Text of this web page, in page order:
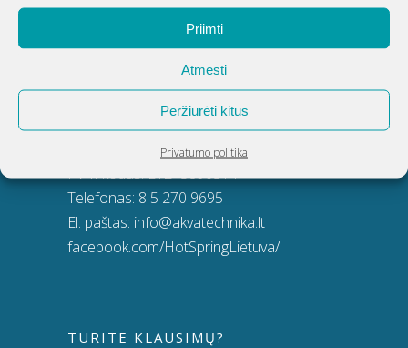
Priimti
Atmesti
Peržiūrėti kitus
Privatumo politika
UAB Akvatechnika
Įmonės kodas: 124389034
PVM kodas: LT243890314
Telefonas: 8 5 270 9695
El. paštas: info@akvatechnika.lt
facebook.com/HotSpringLietuva/
TURITE KLAUSIMŲ?